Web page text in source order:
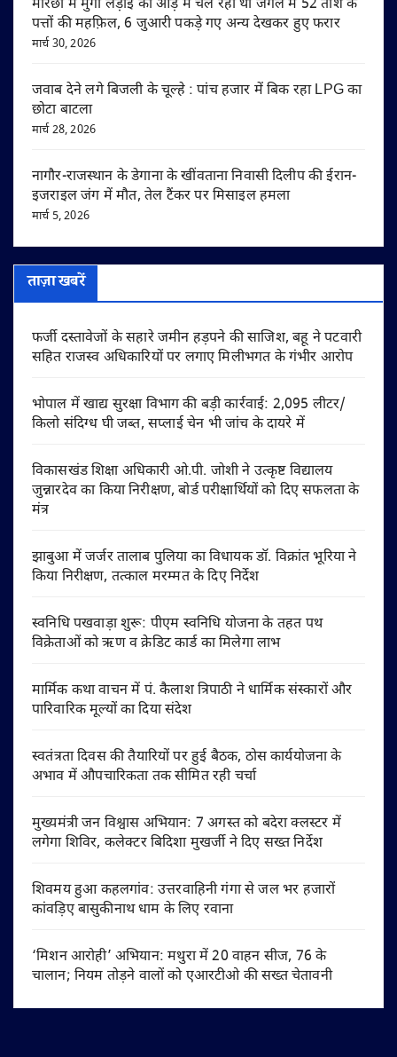
मोरछी में मुर्गा लड़ाई की आड़ में चल रहा था जंगल में 52 ताश के
पत्तों की महफ़िल, 6 जुआरी पकड़े गए अन्य देखकर हुए फरार
मार्च 30, 2026
जवाब देने लगे बिजली के चूल्हे : पांच हजार में बिक रहा LPG का
छोटा बाटला
मार्च 28, 2026
नागौर-राजस्थान के डेगाना के खींवताना निवासी दिलीप की ईरान-
इजराइल जंग में मौत, तेल टैंकर पर मिसाइल हमला
मार्च 5, 2026
ताज़ा खबरें
फर्जी दस्तावेजों के सहारे जमीन हड़पने की साजिश, बहू ने पटवारी
सहित राजस्व अधिकारियों पर लगाए मिलीभगत के गंभीर आरोप
भोपाल में खाद्य सुरक्षा विभाग की बड़ी कार्रवाई: 2,095 लीटर/
किलो संदिग्ध घी जब्त, सप्लाई चेन भी जांच के दायरे में
विकासखंड शिक्षा अधिकारी ओ.पी. जोशी ने उत्कृष्ट विद्यालय
जुन्नारदेव का किया निरीक्षण, बोर्ड परीक्षार्थियों को दिए सफलता के
मंत्र
झाबुआ में जर्जर तालाब पुलिया का विधायक डॉ. विक्रांत भूरिया ने
किया निरीक्षण, तत्काल मरम्मत के दिए निर्देश
स्वनिधि पखवाड़ा शुरू: पीएम स्वनिधि योजना के तहत पथ
विक्रेताओं को ऋण व क्रेडिट कार्ड का मिलेगा लाभ
मार्मिक कथा वाचन में पं. कैलाश त्रिपाठी ने धार्मिक संस्कारों और
पारिवारिक मूल्यों का दिया संदेश
स्वतंत्रता दिवस की तैयारियों पर हुई बैठक, ठोस कार्ययोजना के
अभाव में औपचारिकता तक सीमित रही चर्चा
मुख्यमंत्री जन विश्वास अभियान: 7 अगस्त को बदेरा क्लस्टर में
लगेगा शिविर, कलेक्टर बिदिशा मुखर्जी ने दिए सख्त निर्देश
शिवमय हुआ कहलगांव: उत्तरवाहिनी गंगा से जल भर हजारों
कांवड़िए बासुकीनाथ धाम के लिए रवाना
‘मिशन आरोही’ अभियान: मथुरा में 20 वाहन सीज, 76 के
चालान; नियम तोड़ने वालों को एआरटीओ की सख्त चेतावनी